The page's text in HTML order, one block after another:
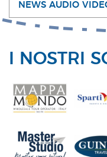
NEWS AUDIO
I NOSTRI